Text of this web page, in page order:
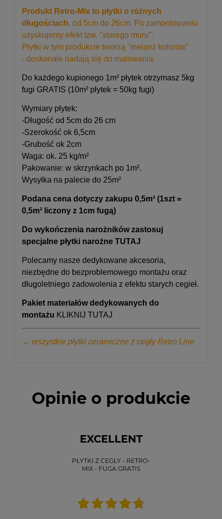
Produkt Retro-Mix to płytki o różnych
długościach, od 5cm do 26cm. Po zamontowaniu
uzyskujemy efekt tzw. "starego muru".
Płytki w tym produkcie tworzą "melanż kolorów"
- doskonale nadają się do malowania.
Do każdego kupionego 1m² płytek otrzymasz 5kg
fugi GRATIS (10m² płytek = 50kg fugi)
Wymiary płytek:
-Długość od 5cm do 26 cm
-Szerokość ok 6,5cm
-Grubość ok 2cm
Waga: ok. 25 kg/m²
Pakowanie: w skrzynkach po 1m².
Wysyłka na palecie do 25m²
Podana cena dotyczy zakupu 0,5m² (1szt =
0,5m² liczony z 1cm fugą)
Do wykończenia narożników zastosuj
specjalne płytki narożne TUTAJ
Polecamy nasze dedykowane akcesoria,
niezbędne do bezproblemowego montażu oraz
długoletniego zadowolenia z efektu starych cegieł.
Pakiet materiałów dedykowanych do
montażu KLIKNIJ TUTAJ
← wszystkie płytki ceramiczne z cegły Retro Line
Opinie o produkcie
EXCELLENT
PŁYTKI Z CEGŁY - RETRO-
MIX - FUGA GRATIS